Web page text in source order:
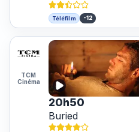
Téléfilm -12
TCM
Cinéma
20h50
Buried